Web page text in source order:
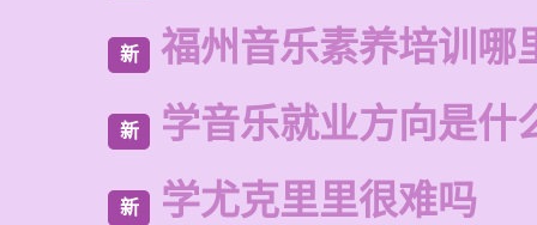
新 福州音乐素养培训哪
新 学音乐就业方向是什
新 学尤克里里很难吗